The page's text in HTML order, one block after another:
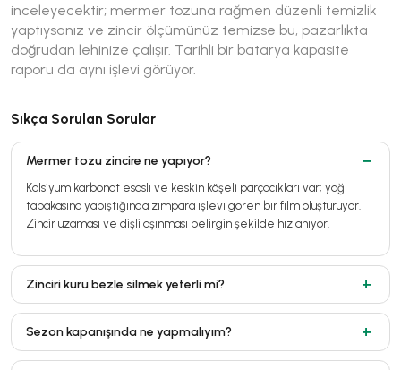
inceleyecektir; mermer tozuna rağmen düzenli temizlik
yaptıysanız ve zincir ölçümünüz temizse bu, pazarlıkta
doğrudan lehinize çalışır. Tarihli bir batarya kapasite
raporu da aynı işlevi görüyor.
Sıkça Sorulan Sorular
Mermer tozu zincire ne yapıyor?
Kalsiyum karbonat esaslı ve keskin köşeli parçacıkları var; yağ
tabakasına yapıştığında zımpara işlevi gören bir film oluşturuyor.
Zincir uzaması ve dişli aşınması belirgin şekilde hızlanıyor.
Zinciri kuru bezle silmek yeterli mi?
Sezon kapanışında ne yapmalıyım?